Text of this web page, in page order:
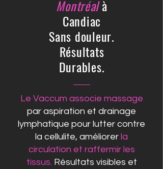
Montréalà
Candiac
Sans douleur.
Résultats
Durables.
Le Vaccum associe massage
par aspiration et drainage
lymphatique pour lutter contre
la cellulite, améliorer la
circulation et raffermir les
tissus. Résultats visibles et